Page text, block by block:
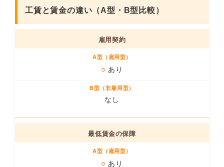
工賃と賃金の違い（A型・B型比較）
雇用契約
○ あり
なし
最低賃金の保障
○ あり